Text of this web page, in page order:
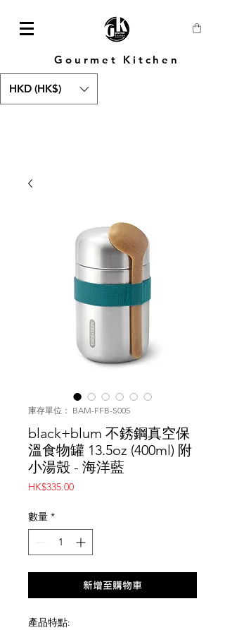
Gourmet Kitchen
HKD (HK$)
庫存單位： BAM-FFB-S005
black+blum 不銹鋼真空保
溫食物罐 13.5oz (400ml) 附
小湯殼 - 海洋藍
HK$335.00價
數量 *
新增至購物車
產品特點: